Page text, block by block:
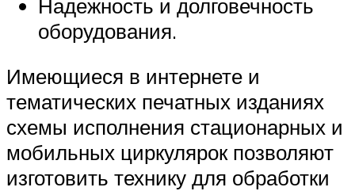
Надежность и долговечность
оборудования.
Имеющиеся в интернете и
тематических печатных изданиях
схемы исполнения стационарных и
мобильных циркулярок позволяют
изготовить технику для обработки